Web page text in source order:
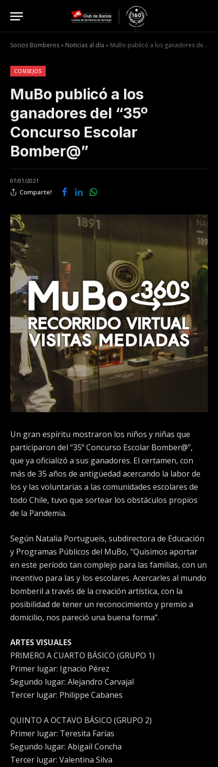
Socios Bomberos» Noticias al día » MuBo publicó a los ganadores del “35º Concurso Escolar Bomber@”
CONSEJOS
MuBo publicó a los
ganadores del “35º
Concurso Escolar
Bomber@”
07/01/2021
Comparte!
Un gran espíritu mostraron los niños y niñas que
participaron del “35º Concurso Escolar Bomber@”,
que ya oficializó a sus ganadores. El certamen, con
más de 35 años de antigüedad acercando la labor de
los y las voluntarias a las comunidades escolares de
todo Chile, tuvo que sortear los obstáculos propios
de la Pandemia.
Según Natalia Portugueis, subdirectora de Educación
y Programas Públicos del MuBo, “Quisimos aportar
en este período tan complejo para las familias, con un
incentivo para las y los escolares. Acercarles al mundo
bomberil a través de la creación artística, con la
posibilidad de tener un reconocimiento y premio a
domicilio, nos pareció una buena forma”.
ARTES VISUALES
PRIMERO A CUARTO BÁSICO (GRUPO 1)
Primer lugar: Ignacio Pérez
Segundo lugar: Alejandro Carvajal
Tercer lugar: Philippe Cabanes
QUINTO A OCTAVO BÁSICO (GRUPO 2)
Primer lugar: Teresita Farías
Segundo lugar: Abigail Concha
Tercer lugar: Valentina Silva